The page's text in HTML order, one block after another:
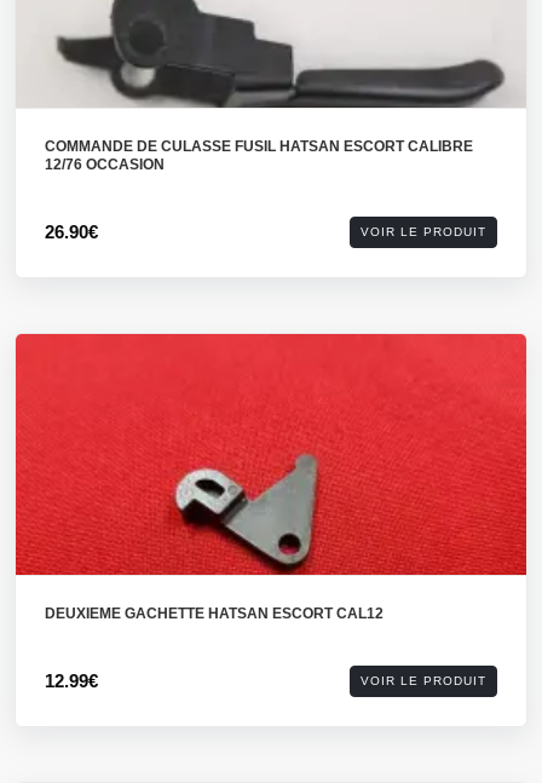
COMMANDE DE CULASSE FUSIL HATSAN ESCORT CALIBRE
12/76 OCCASION
26.90€ VOIR LE PRODUIT
DEUXIEME GACHETTE HATSAN ESCORT CAL12
12.99€ VOIR LE PRODUIT